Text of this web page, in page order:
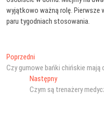
wyjątkowo ważną rolę. Pierwsze
paru tygodniach stosowania.
Nawigacja
wpisu
Poprzedni
wpis:
Czy gumowe bańki chińskie mają
NastępnyNastępny
wpis:
Czym są trenażery